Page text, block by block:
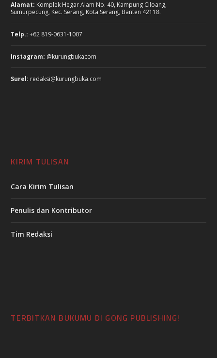
Alamat: Komplek Hegar Alam No. 40, Kampung Ciloang,
Sumurpecung, Kec. Serang, Kota Serang, Banten 42118.
Telp.: +62 819-0631-1007
Instagram: @kurungbukacom
Surel: redaksi@kurungbuka.com
KIRIM TULISAN
Cara Kirim Tulisan
Penulis dan Kontributor
Tim Redaksi
TERBITKAN BUKUMU DI GONG PUBLISHING!